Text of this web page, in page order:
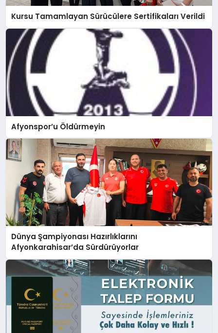
Kursu Tamamlayan Sürücülere Sertifikaları Verildi
Afyonspor’u Öldürmeyin
Dünya Şampiyonası Hazırlıklarını
Afyonkarahisar’da Sürdürüyorlar